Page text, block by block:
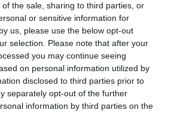
the sale, sharing to third parties, or
or sensitive information for
us, please use the below opt-out
selection. Please note that after your
you may continue seeing
on personal information utilized by
disclosed to third parties prior to
separately opt-out of the further
information by third parties on the
trabajo de desmitificar la
la verdadera, de
es un trabajo